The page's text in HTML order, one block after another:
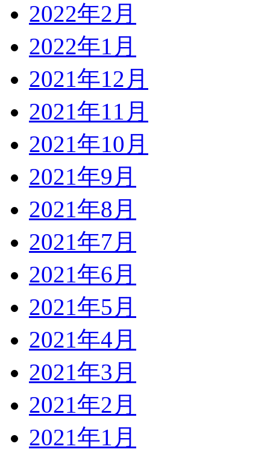
2022年2月
2022年1月
2021年12月
2021年11月
2021年10月
2021年9月
2021年8月
2021年7月
2021年6月
2021年5月
2021年4月
2021年3月
2021年2月
2021年1月